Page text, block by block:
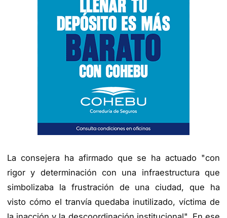
La consejera ha afirmado que se ha actuado "con
rigor y determinación con una infraestructura que
simbolizaba la frustración de una ciudad, que ha
visto cómo el tranvía quedaba inutilizado, víctima de